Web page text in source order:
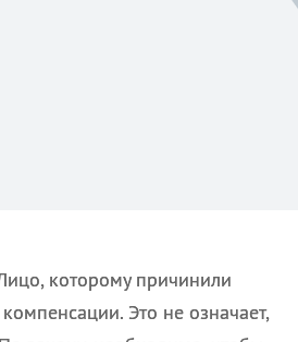
которому причинили
Это не означает,